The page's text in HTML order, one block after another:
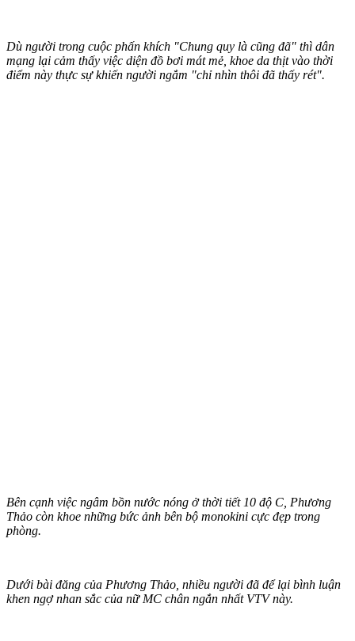
Dù người trong cuộc phấn khích "Chung quy là cũng đã" thì dân
mạng lại cảm thấy việc diện đồ bơi mát mẻ, khoe da thịt vào thời
điểm này thực sự khiến người ngắm "chỉ nhìn thôi đã thấy rét".
Bên cạnh việc ngâm bồn nước nóng ở thời tiết 10 độ C, Phương
Thảo còn khoe những bức ảnh bên bộ monokini cực đẹp trong
phòng.
Dưới bài đăng của Phương Thảo, nhiều người đã để lại bình luận
khen ngợ nhan sắc của nữ MC chân ngắn nhất VTV này.